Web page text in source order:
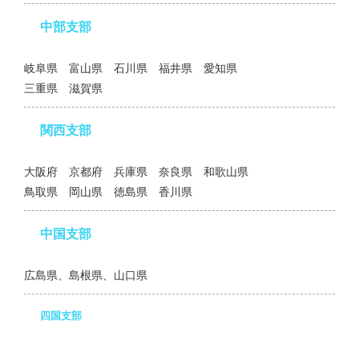
中部支部
岐阜県 富山県 石川県 福井県 愛知県
三重県 滋賀県
関西支部
大阪府 京都府 兵庫県 奈良県 和歌山県
鳥取県 岡山県 徳島県 香川県
中国支部
広島県、島根県、山口県
四国支部